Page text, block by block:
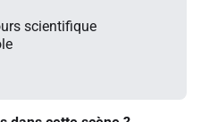
scientifique